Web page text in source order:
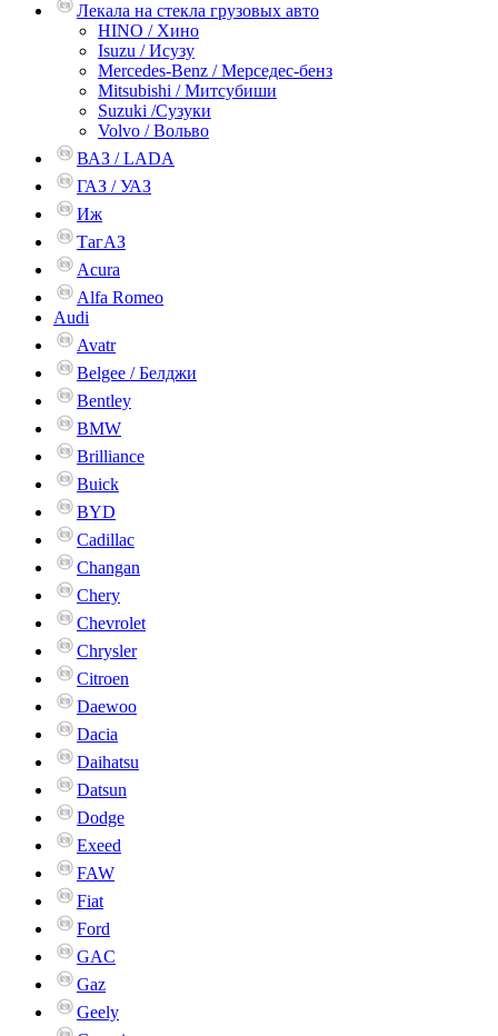
Лекала на стекла грузовых авто
HINO / Хино
Isuzu / Исузу
Mercedes-Benz / Мерседес-бенз
Mitsubishi / Митсубиши
Suzuki /Сузуки
Volvo / Вольво
ВАЗ / LADA
ГАЗ / УАЗ
Иж
ТагАЗ
Acura
Alfa Romeo
Audi
Avatr
Belgee / Белджи
Bentley
BMW
Brilliance
Buick
BYD
Cadillac
Changan
Chery
Chevrolet
Chrysler
Citroen
Daewoo
Dacia
Daihatsu
Datsun
Dodge
Exeed
FAW
Fiat
Ford
GAC
Gaz
Geely